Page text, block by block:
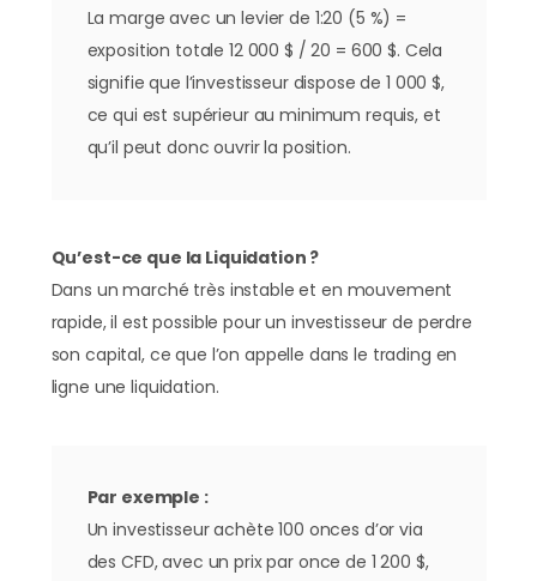
La marge avec un levier de 1:20 (5 %) =
exposition totale 12 000 $ / 20 = 600 $. Cela
signifie que l’investisseur dispose de 1 000 $,
ce qui est supérieur au minimum requis, et
qu’il peut donc ouvrir la position.
Qu’est-ce que la Liquidation ?
Dans un marché très instable et en mouvement
rapide, il est possible pour un investisseur de perdre
son capital, ce que l’on appelle dans le trading en
ligne une liquidation.
Par exemple :
Un investisseur achète 100 onces d’or via
des CFD, avec un prix par once de 1 200 $,